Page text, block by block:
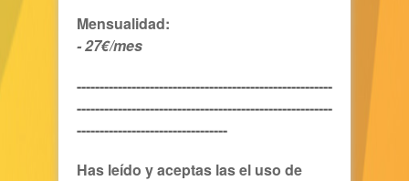
Mensualidad:
- 27€/mes
--------------------------------------------------------
--------------------------------------------------------
---------------------------------
Has leído y aceptas lasel uso de